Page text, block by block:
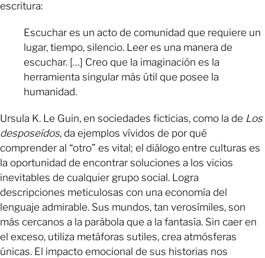
escritura:
Escuchar es un acto de comunidad que requiere un
lugar, tiempo, silencio. Leer es una manera de
escuchar. […] Creo que la imaginación es la
herramienta singular más útil que posee la
humanidad.
Ursula K. Le Guin, en sociedades ficticias, como la de Los
desposeídos, da ejemplos vívidos de por qué
comprender al “otro” es vital; el diálogo entre culturas es
la oportunidad de encontrar soluciones a los vicios
inevitables de cualquier grupo social. Logra
descripciones meticulosas con una economía del
lenguaje admirable. Sus mundos, tan verosímiles, son
más cercanos a la parábola que a la fantasía. Sin caer en
el exceso, utiliza metáforas sutiles, crea atmósferas
únicas. El impacto emocional de sus historias nos